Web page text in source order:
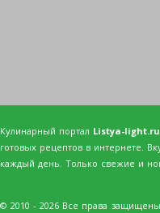
Кулинарный портал Listya-light.ru
готовых рецептов в интернете.
каждый день. Только свежие и
© 2010 - 2026 Все права